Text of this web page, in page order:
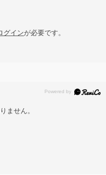
グインが必要です。
ません。